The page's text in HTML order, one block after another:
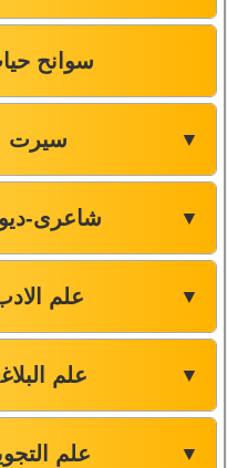
سوانح
سیرت ▼
شاعری- ▼
علم ▼
علم ▼
علم ▼